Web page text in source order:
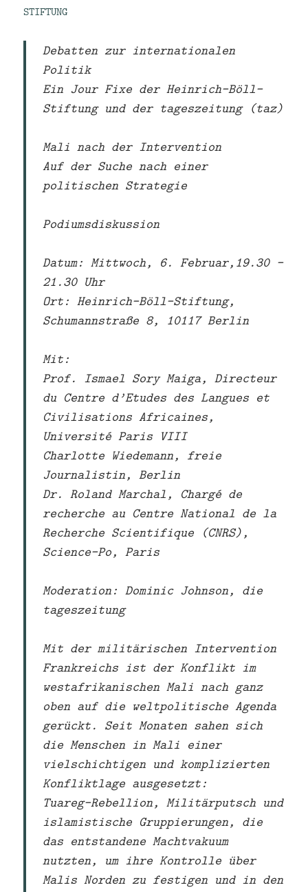
STIFTUNG
Debatten zur internationalen
Politik
Ein Jour Fixe der Heinrich-Böll-
Stiftung und der tageszeitung (taz)
Mali nach der Intervention
Auf der Suche nach einer
politischen Strategie
Podiumsdiskussion
Datum: Mittwoch, 6. Februar,19.30 –
21.30 Uhr
Ort: Heinrich-Böll-Stiftung,
Schumannstraße 8, 10117 Berlin
Mit:
Prof. Ismael Sory Maiga, Directeur
du Centre d’Etudes des Langues et
Civilisations Africaines,
Université Paris VIII
Charlotte Wiedemann, freie
Journalistin, Berlin
Dr. Roland Marchal, Chargé de
recherche au Centre National de la
Recherche Scientifique (CNRS),
Science-Po, Paris
Moderation: Dominic Johnson, die
tageszeitung
Mit der militärischen Intervention
Frankreichs ist der Konflikt im
westafrikanischen Mali nach ganz
oben auf die weltpolitische Agenda
gerückt. Seit Monaten sahen sich
die Menschen in Mali einer
vielschichtigen und komplizierten
Konfliktlage ausgesetzt:
Tuareg-Rebellion, Militärputsch und
islamistische Gruppierungen, die
das entstandene Machtvakuum
nutzten, um ihre Kontrolle über
Malis Norden zu festigen und in den